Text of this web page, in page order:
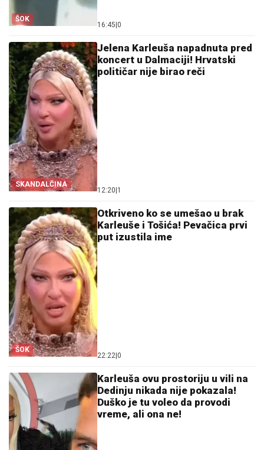
ŠOK
16:45|0
SKANDALČINA
Jelena Karleuša napadnuta pred
koncert u Dalmaciji! Hrvatski
političar nije birao reči
12:20|1
ŠOK
Otkriveno ko se umešao u brak
Karleuše i Tošića! Pevačica prvi
put izustila ime
22:22|0
Karleuša ovu prostoriju u vili na
Dedinju nikada nije pokazala!
Duško je tu voleo da provodi
vreme, ali ona ne!